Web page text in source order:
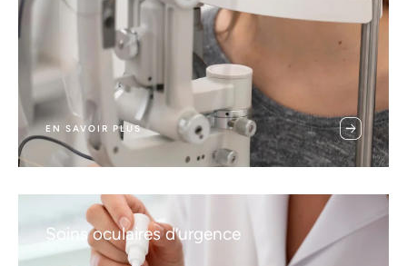
EN SAVOIR PLUS
Soins oculaires d’urgence